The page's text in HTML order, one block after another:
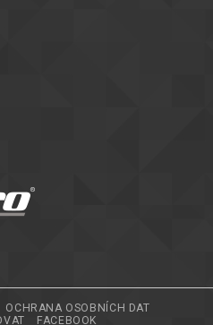
OCHRANA OSOBNÍCH DAT
FACEBOOK